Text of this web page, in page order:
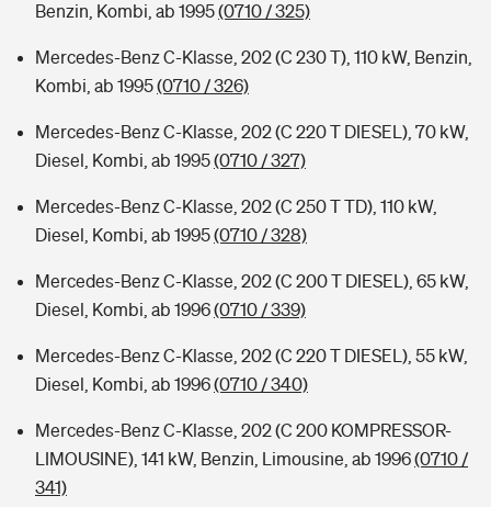
Benzin, Kombi, ab 1995(0710 / 325)
Mercedes-Benz C-Klasse, 202 (C 230 T), 110 kW, Benzin,
Kombi, ab 1995(0710 / 326)
Mercedes-Benz C-Klasse, 202 (C 220 T DIESEL), 70 kW,
Diesel, Kombi, ab 1995(0710 / 327)
Mercedes-Benz C-Klasse, 202 (C 250 T TD), 110 kW,
Diesel, Kombi, ab 1995(0710 / 328)
Mercedes-Benz C-Klasse, 202 (C 200 T DIESEL), 65 kW,
Diesel, Kombi, ab 1996(0710 / 339)
Mercedes-Benz C-Klasse, 202 (C 220 T DIESEL), 55 kW,
Diesel, Kombi, ab 1996(0710 / 340)
Mercedes-Benz C-Klasse, 202 (C 200 KOMPRESSOR-
LIMOUSINE), 141 kW, Benzin, Limousine, ab 1996(0710 /
341)